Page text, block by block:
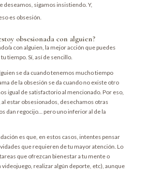
deseamos, sigamos insistiendo. Y,
es obsesión.
obsesionada con alguien?
a con alguien, la mejor acción que puedes
tiempo. Sí, así de sencillo.
se da cuando tenemos mucho tiempo
de la obsesión se da cuando no existe otro
igual de satisfactorio al mencionado. Por eso,
estar obsesionados, desechamos otras
dan regocijo… pero uno inferior al de la
es que, en estos casos, intentes pensar
que requieren de tu mayor atención. Lo
que ofrezcan bienestar a tu mente o
realizar algún deporte, etc), aunque